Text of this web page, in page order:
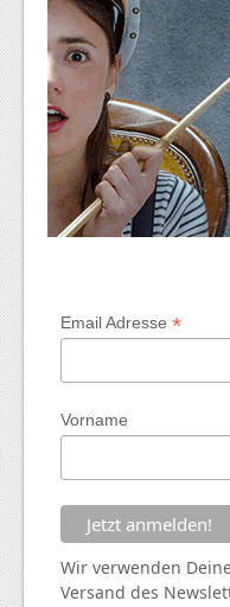
Email Adresse*
Vorname
Wir verwenden
Versand des